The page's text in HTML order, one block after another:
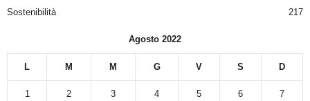
Sostenibilità
217
Agosto 2022
L M M G V S D
1 2 3 4 5 6 7